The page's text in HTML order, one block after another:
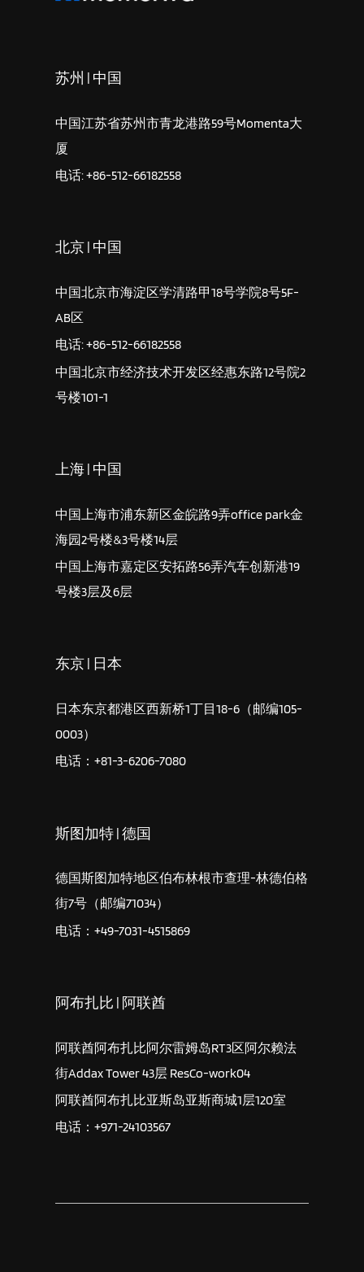
苏州 | 中国
中国江苏省苏州市青龙港路59号Momenta大
厦
电话: +86-512-66182558
北京 | 中国
中国北京市海淀区学清路甲18号学院8号5F-
AB区
电话: +86-512-66182558
中国北京市经济技术开发区经惠东路12号院2
号楼101-1
上海 | 中国
中国上海市浦东新区金皖路9弄office park金
海园2号楼&3号楼14层
中国上海市嘉定区安拓路56弄汽车创新港19
号楼3层及6层
东京 | 日本
日本东京都港区西新桥1丁目18-6（邮编105-
0003）
电话：+81-3-6206-7080
斯图加特 | 德国
德国斯图加特地区伯布林根市查理-林德伯格
街7号（邮编71034）
电话：+49-7031-4515869
阿布扎比 | 阿联酋
阿联酋阿布扎比阿尔雷姆岛RT3区阿尔赖法
街Addax Tower 43层 ResCo-work04
阿联酋阿布扎比亚斯岛亚斯商城1层120室
电话：+971-24103567